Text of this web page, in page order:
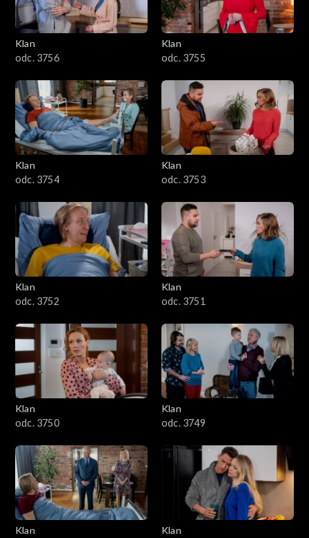
Klan
odc. 3756
Klan
odc. 3755
Klan
odc. 3754
Klan
odc. 3753
Klan
odc. 3752
Klan
odc. 3751
Klan
odc. 3750
Klan
odc. 3749
Klan
Klan